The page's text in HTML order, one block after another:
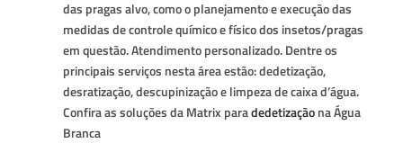
das pragas alvo, como o planejamento e execução das
medidas de controle químico e físico dos insetos/pragas
em questão. Atendimento personalizado. Dentre os
principais serviços nesta área estão: dedetização,
desratização, descupinização e limpeza de caixa d’água.
Confira as soluções da Matrix paradedetizaçãona Água
Branca